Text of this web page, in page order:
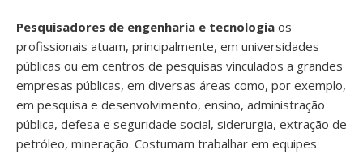
Pesquisadores de engenharia e tecnologia os
profissionais atuam, principalmente, em universidades
públicas ou em centros de pesquisas vinculados a grandes
empresas públicas, em diversas áreas como, por exemplo,
em pesquisa e desenvolvimento, ensino, administração
pública, defesa e seguridade social, siderurgia, extração de
petróleo, mineração. Costumam trabalhar em equipes